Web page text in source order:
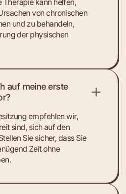
kann helfen,
von chronischen
und zu behandeln,
der physischen
auf meine erste
empfehlen wir,
sind, sich auf den
Sie sicher, dass Sie
Zeit ohne